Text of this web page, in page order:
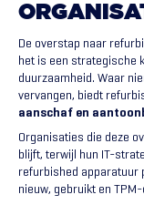
De overstap naar
het is een strategische
duurzaamheid. Waar
vervangen, biedt
aanschaf en
Organisaties die deze
blijft, terwijl hun IT-
refurbished apparatuur
nieuw, gebruikt en